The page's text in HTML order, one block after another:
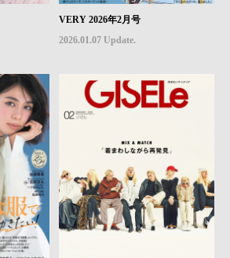
VERY 2026年2月号
2026.01.07 Update.